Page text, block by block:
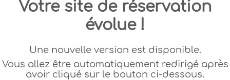
Votre site de réservation
évolue !
Une nouvelle version est disponible.
Vous allez être automatiquement redirigé après
avoir cliqué sur le bouton ci-dessous.